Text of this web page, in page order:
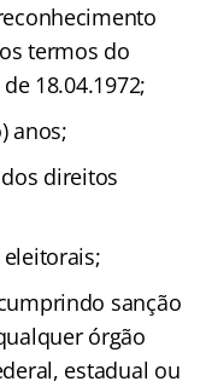
termos do
18.04.1972;
anos;
direitos
sanção
órgão
estadual ou